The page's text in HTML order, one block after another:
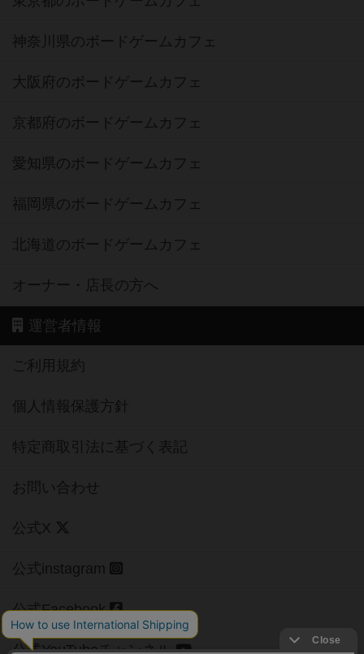
神奈川県のボードゲームカフェ
大阪府のボードゲームカフェ
京都府のボードゲームカフェ
愛知県のボードゲームカフェ
福岡県のボードゲームカフェ
北海道のボードゲームカフェ
オーナー・店長の方へ
運営者情報
ご利用規約
個人情報保護方針
特定商取引法に基づく表記
お問い合わせ
公式X
公式instagram
公式Facebook
公式YouTubeチャンネル